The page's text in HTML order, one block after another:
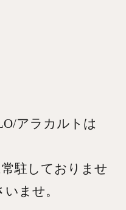
アラカルトは
駐しておりませ
ませ。